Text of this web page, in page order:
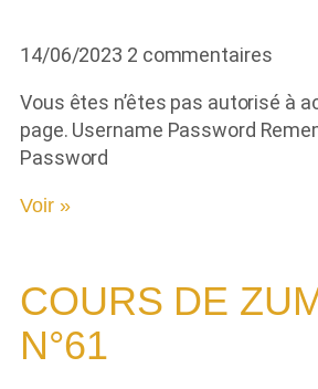
14/06/2023 2 commentaires
Vous êtes n’êtes pas autorisé à
page. Username Password
Password
Voir »
COURS DE
N°61